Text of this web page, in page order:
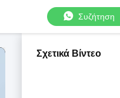
Συζήτηση
Σχετικά Βίντεο